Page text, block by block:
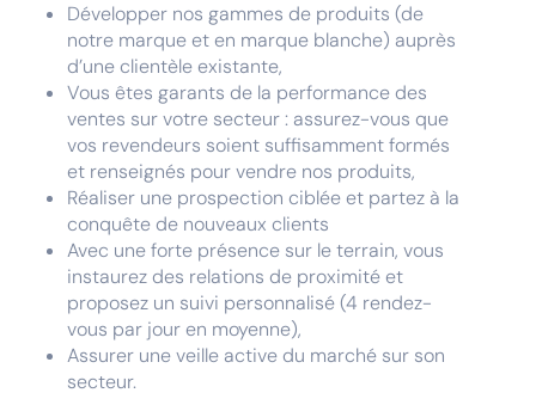
Développer nos gammes de produits (de
notre marque et en marque blanche) auprès
d’une clientèle existante,
Vous êtes garants de la performance des
ventes sur votre secteur : assurez-vous que
vos revendeurs soient suffisamment formés
et renseignés pour vendre nos produits,
Réaliser une prospection ciblée et partez à la
conquête de nouveaux clients
Avec une forte présence sur le terrain, vous
instaurez des relations de proximité et
proposez un suivi personnalisé (4 rendez-
vous par jour en moyenne),
Assurer une veille active du marché sur son
secteur.